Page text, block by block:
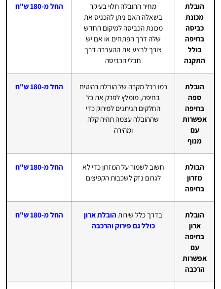
הובלת
מכונת
כביסה
בחיפה
כולל
התקנה
מחיר ההובלה תלוי בעיקר
בשאלה האם ניתן להכניס את
מכונת הכביסה למיקום החדש
שלה דרך הפתחים או אם יש
צורך לבצע את ההעברה דרך
חבלי הכביסה
החל מ-180 ש"ח
הובלת
ספה
בחיפה
אפשרות
עם
מנוף
כמו בכל מקרה של הובלת רהיטים
בחיפה, מומלץ לפרק את כל
החלקים הניתנים לפירוק כדי
שההובלה עצמה תהיה קלה
ומהירה
החל מ-180 ש"ח
הבולת
מזרון
בחיפה
חשוב לשמור על המזרון כדי לא
לגרום נזק לשכבות הקפיצים
החל מ-180 ש"ח
הובלת
ארון
בחיפה
עם
אפשרות
הרכבה
בדרך כלל שירות הובלת ארון
כולל גם פירוק והרכבה
החל מ-180 ש"ח